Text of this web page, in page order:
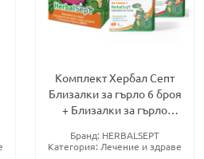
Комплект Хербал Септ
Близалки за гърло 6 броя
+ Близалки за гърло
Бранд: HERBALSEPT
Категория: Лечение и здраве